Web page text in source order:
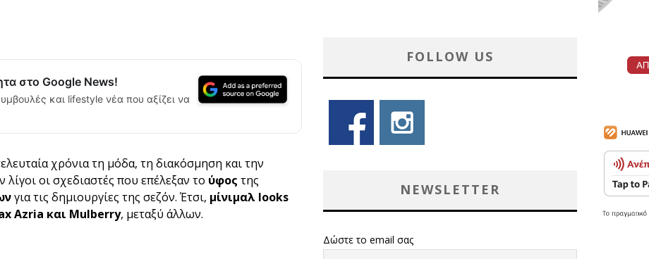
στο Google News!
και lifestyle νέα που αξίζει να
χρόνια τη μόδα, τη διακόσμηση και την
λίγοι οι σχεδιαστές που επέλεξαν το ύφος της
για τις δημιουργίες της σεζόν. Έτσι, μίνιμαλ looks
Azria και Mulberry, μεταξύ άλλων.
FOLLOW US
NEWSLETTER
Δώστε το email σας